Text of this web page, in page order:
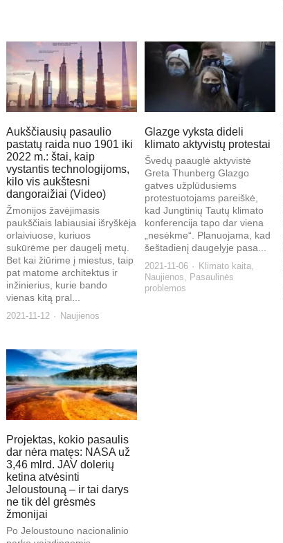
Aukščiausių pasaulio
pastatų raida nuo 1901 iki
2022 m.: štai, kaip
vystantis technologijoms,
kilo vis aukštesni
dangoraižiai (Video)
Žmonijos žavėjimasis
paukščiais labiausiai išryškėja
orlaiviuose, kuriuos
sukūrėme per daugelį metų.
Bet kai žiūrime į miestus, taip
pat matome architektus ir
inžinierius, kurie bando
vienas kitą pral...
2021-11-12 Naujienos
Glazge vyksta dideli
klimato aktyvistų protestai
Švedų paauglė aktyvistė
Greta Thunberg Glazgo
gatves užplūdusiems
protestuotojams pareiškė,
kad Jungtinių Tautų klimato
konferencija tapo dar viena
„nesėkme“. Planuojama, kad
šeštadienį daugelyje pasa...
2021-11-06 Klimato kaita
Naujienos
Pasaulinės
problemos
Projektas, kokio pasaulis
dar nėra matęs: NASA už
3,46 mlrd. JAV dolerių
ketina atvėsinti
Jeloustouną – ir tai darys
ne tik dėl grėsmės
žmonijai
Po Jeloustouno nacionalinio